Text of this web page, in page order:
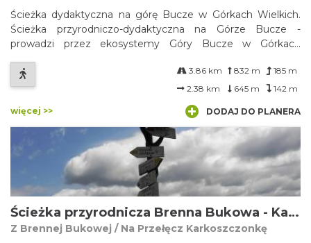
Ścieżka dydaktyczna na górę Bucze w Górkach Wielkich.
Ścieżka przyrodniczo-dydaktyczna na Górze Bucze -
prowadzi przez ekosystemy Góry Bucze w Górkach
Śląskiego.
3.86 km 832 m
185 m
2.38 km
645 m 142 m
więcej >> DODAJ DO PLANERA
Ścieżka przyrodnicza Brenna Bukowa - Karkoszczonka
Z Brennej Bukowej / Na Przełęcz Karkoszczonkę